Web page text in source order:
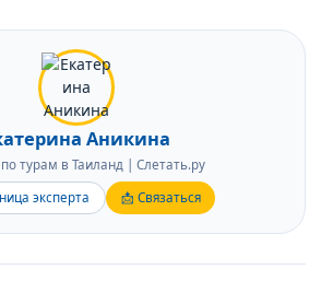
Аникина
турам в Таиланд | Слетать.ру
эксперта 📩 Связаться